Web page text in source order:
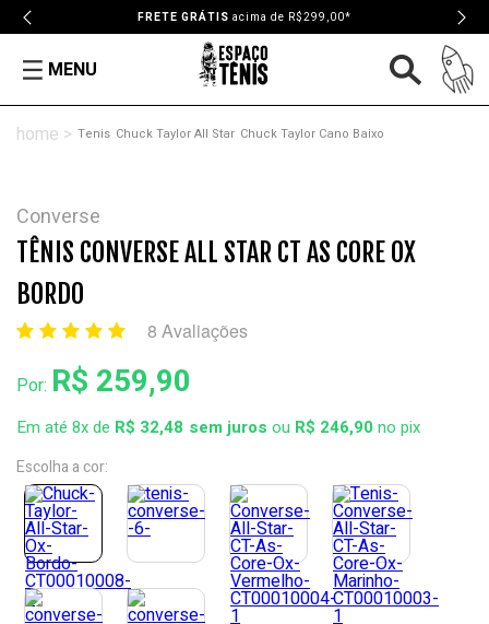
FRETE GRÁTIS acima de R$299,00*
MENU
Tenis Chuck Taylor All Star Chuck Taylor Cano Baixo
Converse
TÊNIS CONVERSE ALL STAR CT AS CORE OX
BORDO
8 Avaliações
Por: R$ 259,90
Em até 8x de R$ 32,48 ou R$ 246,90no pix
Escolha a cor: